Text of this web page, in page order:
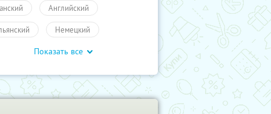
Английский
Немецкий
Промокоды
ПолучиКупон
Показать все